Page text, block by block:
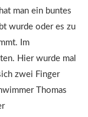
man ein buntes
wurde oder es zu
Im
Hier wurde mal
zwei Finger
Thomas